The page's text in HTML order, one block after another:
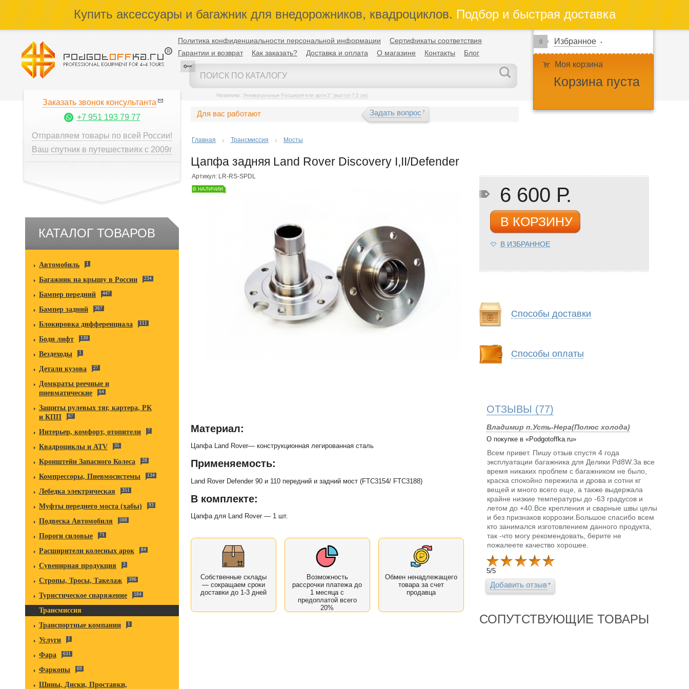
Купить аксессуары и багажник для внедорожников, квадроциклов.Подбор и быстрая доставка
Политика конфиденциальности персональной информации
Сертификаты соответствия
Гарантии и возврат
Как заказать? Доставка и оплата О магазине Контакты Блог
Например: Универсальные Расширители арок 3" (выступ 7,5 см)
0 Избранное
Моя корзина
Корзина пуста
Заказать звонок консультанта
+7 951 193 79 77
Отправляем товары по всей России!
Ваш спутник в путешествиях с 2009г
КАТАЛОГ ТОВАРОВ
Автомобиль 1
Багажник на крышу в России 234
Бампер передний 447
Бампер задний 367
Блокировка дифференциала 111
Боди лифт 130
Вездеходы 1
Детали кузова 27
Домкраты реечные и
пневматические
64
Защиты рулевых тяг, картера, РК
и КПП
67
Интерьер, комфорт, отопители 7
Квадроциклы и ATV 35
Кронштейн Запасного Колеса 28
Компрессоры, Пневмосистемы 134
Лебедка электрическая 351
Муфты переднего моста (хабы) 93
Подвеска Автомобиля 508
Пороги силовые 71
Расширители колесных арок 84
Сувенирная продукция 3
Стропы, Тросы, Такелаж 396
Туристическое снаряжение 184
Трансмиссия
Транспортные компании
1
Услуги 1
Фара 631
Фаркопы 69
Шины, Диски, Проставки,
Для вас работают Задать вопрос
Главная Трансмиссия Мосты
Цапфа задняя Land Rover Discovery I,II/Defender
Артикул: LR-RS-SPDL
В НАЛИЧИИ
Материал:
Цапфа Land Rover— конструкционная легированная сталь
Применяемость:
Land Rover Defender 90 и 110 передний и задний мост (FTC3154/ FTC3188)
В комплекте:
Цапфа для Land Rover — 1 шт.
Собственные склады
— сокращаем сроки
доставки до 1-3 дней
Возможность
рассрочки платежа до
1 месяца с
предоплатой всего
20%
Обмен ненадлежащего
товара за счет
продавца
6 600 Р.
В КОРЗИНУ
В ИЗБРАННОЕ
Способы доставки
Способы оплаты
ОТЗЫВЫ (77)
Владимир п.Усть-Нера(Полюс холода)
О покупке в «Podgotoffka.ru»
Всем привет. Пишу отзыв спустя 4 года
эксплуатации багажника для Делики Pd8W.За все
время никаких проблем с багажником не было,
краска спокойно пережила и дрова и сотни кг
вещей и много всего еще, а также выдержала
крайне низкие температуры до -63 градусов и
летом до +40.Все крепления и сварные швы целы
и без признаков коррозии.Большое спасибо всем
кто занимался изготовлением данного продукта,
так -что могу рекомендовать, берите не
пожалеете качество хорошее.
5/5
Добавить отзыв
СОПУТСТВУЮЩИЕ ТОВАРЫ